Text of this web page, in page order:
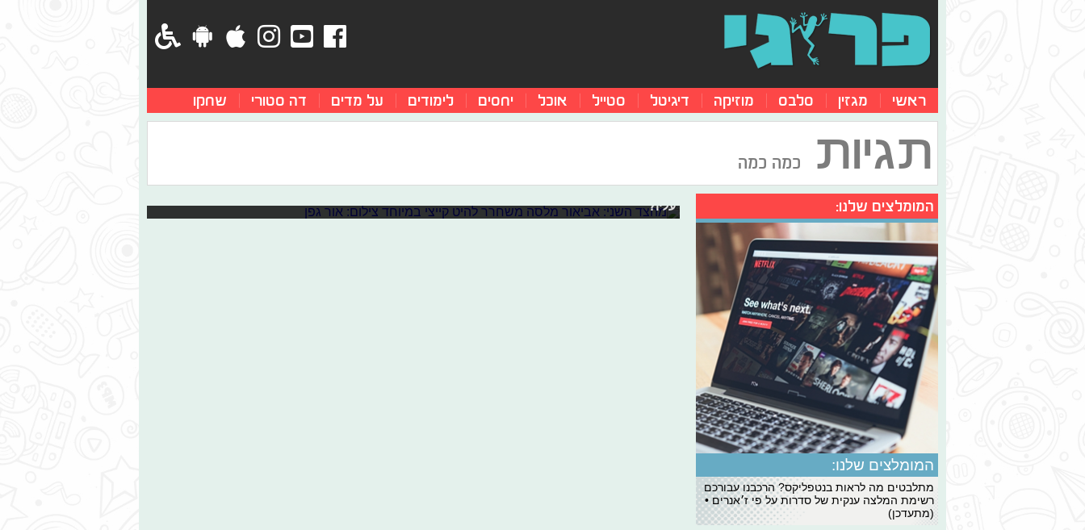
ראשי מגזין סלבס מוזיקה דיגיטל סטייל אוכל יחסים לימודים על מדים דה סטורי שחקו
תגיות כמה כמה
עליו?
המומלצים שלנו:
המומלצים שלנו:
מתלבטים מה לראות בנטפליקס? הרכבנו עבורכם
רשימת המלצה ענקית של סדרות על פי ז׳אנרים •
(מתעדכן)